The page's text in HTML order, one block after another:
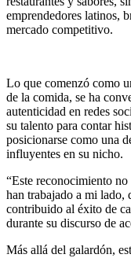
emprendedores latinos,
mercado competitivo.
Lo que comenzó como
de la comida, se ha
autenticidad en redes
su talento para contar
posicionarse como una
influyentes en su nicho.
“Este reconocimiento
han trabajado a mi lado,
contribuido al éxito de
durante su discurso de
Más allá del galardón,